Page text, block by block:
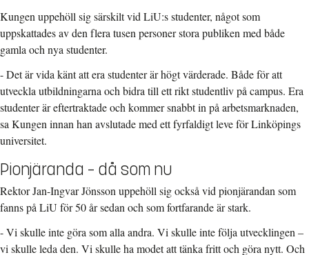
Kungen uppehöll sig särskilt vid LiU:s studenter, något som
uppskattades av den flera tusen personer stora publiken med både
gamla och nya studenter.
- Det är vida känt att era studenter är högt värderade. Både för att
utveckla utbildningarna och bidra till ett rikt studentliv på campus. Era
studenter är eftertraktade och kommer snabbt in på arbetsmarknaden,
sa Kungen innan han avslutade med ett fyrfaldigt leve för Linköpings
universitet.
Pionjäranda – då som nu
Rektor Jan-Ingvar Jönsson uppehöll sig också vid pionjärandan som
fanns på LiU för 50 år sedan och som fortfarande är stark.
- Vi skulle inte göra som alla andra. Vi skulle inte följa utvecklingen –
vi skulle leda den. Vi skulle ha modet att tänka fritt och göra nytt. Och